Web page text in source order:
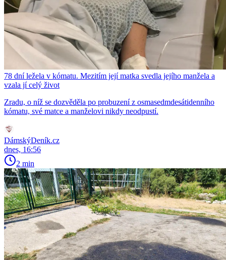
78 dní ležela v kómatu. Mezitím její matka svedla jejího manžela a
vzala jí celý život
Zradu, o níž se dozvěděla po probuzení z osmasedmdesátidenního
kómatu, své matce a manželovi nikdy neodpustí.
DámskýDeník.cz
dnes, 16:56
2 min